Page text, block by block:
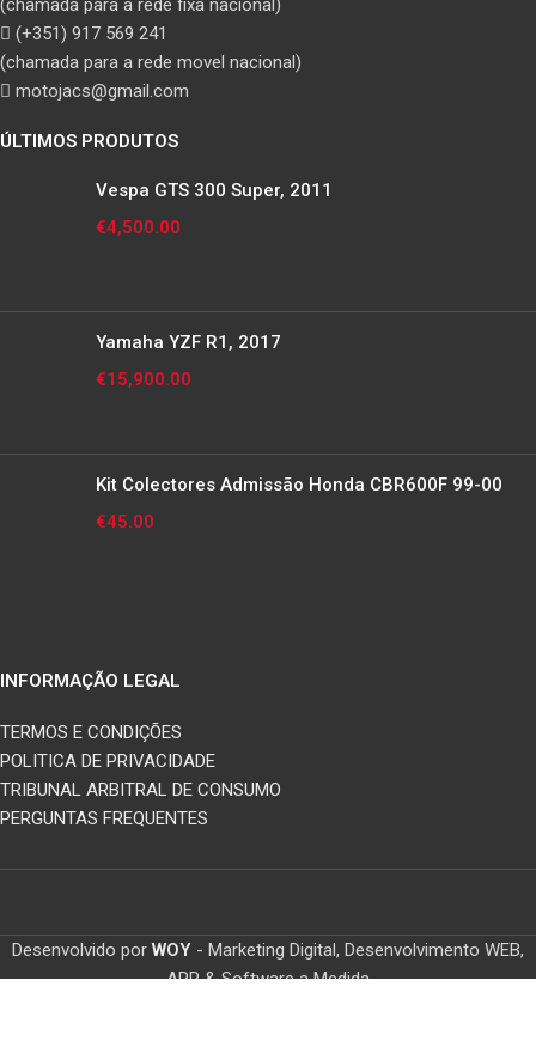
(+351) 917 569 241
(chamada para a rede movel nacional)
motojacs@gmail.com
ÚLTIMOS PRODUTOS
Vespa GTS 300 Super, 2011
€4,500.00
Yamaha YZF R1, 2017
€15,900.00
Kit Colectores Admissão Honda CBR600F 99-00
€45.00
INFORMAÇÃO LEGAL
TERMOS E CONDIÇÕES
POLITICA DE PRIVACIDADE
TRIBUNAL ARBITRAL DE CONSUMO
PERGUNTAS FREQUENTES
Desenvolvido por WOY - Marketing Digital, Desenvolvimento WEB,
APP & Software a Medida